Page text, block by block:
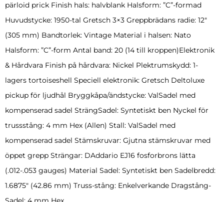
pärloid prick Finish hals: halvblank Halsform: ”C”-formad
Huvudstycke: 1950-tal Gretsch 3×3 Greppbrädans radie: 12″
(305 mm) Bandtorlek: Vintage Material i halsen: Nato
Halsform: ”C”-form Antal band: 20 (14 till kroppen)Elektronik
& Hårdvara Finish på hårdvara: Nickel Plektrumskydd: 1-
lagers tortoiseshell Speciell elektronik: Gretsch Deltoluxe
pickup för ljudhål Bryggkåpa/ändstycke: ValSadel med
kompenserad sadel SträngSadel: Syntetiskt ben Nyckel för
trussstång: 4 mm Hex (Allen) Stall: ValSadel med
kompenserad sadel Stämskruvar: Gjutna stämskruvar med
öppet grepp Strängar: DAddario EJ16 fosforbrons lätta
(.012-.053 gauges) Material Sadel: Syntetiskt ben Sadelbredd:
1.6875″ (42.86 mm) Truss-stång: Enkelverkande Dragstång-